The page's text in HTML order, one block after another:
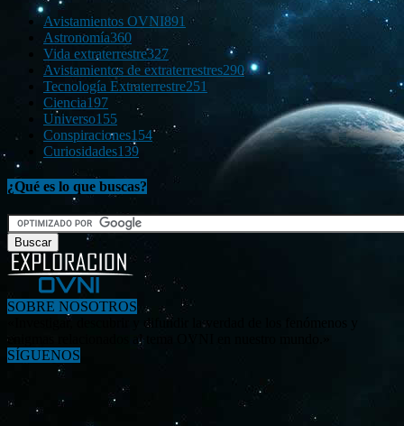
Avistamientos OVNI891
Astronomía360
Vida extraterrestre327
Avistamientos de extraterrestres290
Tecnología Extraterrestre251
Ciencia197
Universo155
Conspiraciones154
Curiosidades139
¿Qué es lo que buscas?
SOBRE NOSOTROS
«Investigar, descubrir y difundir la verdad de los fenómenos y
enigmas relacionados al tema OVNI en nuestro mundo.»
SÍGUENOS